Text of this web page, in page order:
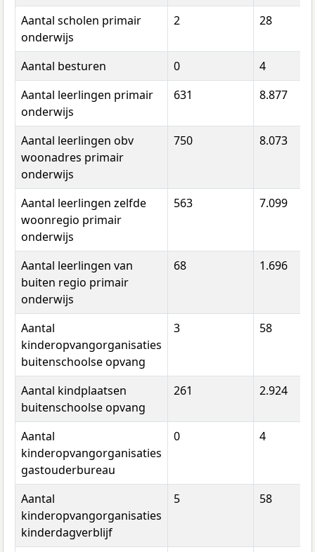
Aantal scholen primair
onderwijs
2 28
Aantal besturen 0
4
Aantal leerlingen primair
onderwijs
631 8.877
Aantal leerlingen obv
woonadres primair
onderwijs
750 8.073
Aantal leerlingen zelfde
woonregio primair
onderwijs
563 7.099
Aantal leerlingen van
buiten regio primair
onderwijs
68 1.696
Aantal
kinderopvangorganisaties
buitenschoolse opvang
3 58
Aantal kindplaatsen
buitenschoolse opvang
261 2.924
Aantal
kinderopvangorganisaties
gastouderbureau
0 4
Aantal
kinderopvangorganisaties
kinderdagverblijf
5 58